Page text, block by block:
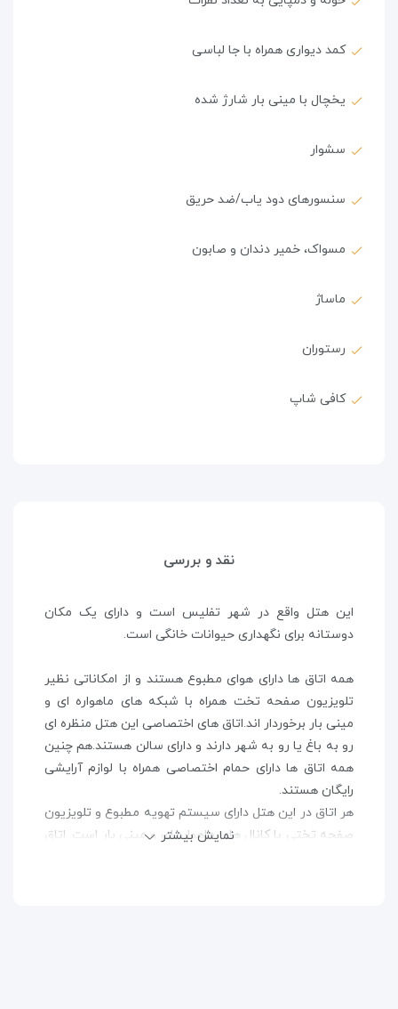
کمد دیواری همراه با جا لباسی
یخچال با مینی بار شارژ شده
سشوار
سنسورهای دود یاب/ضد حریق
مسواک، خمیر دندان و صابون
ماساژ
رستوران
کافی شاپ
نقد و بررسی
این هتل واقع در شهر تفلیس است و دارای یک مکان
دوستانه برای نگهداری حیوانات خانگی است.
همه اتاق ها دارای هوای مطبوع هستند و از امکاناتی نظیر
تلویزیون صفحه تخت همراه با شبکه های ماهواره ای و
مینی بار برخوردار اند.اتاق های اختصاصی این هتل منظره ای
رو به باغ یا رو به شهر دارند و دارای سالن هستند.هم چنین
همه اتاق ها دارای حمام اختصاصی همراه با لوازم آرایشی
رایگان هستند.
هر اتاق در این هتل دارای سیستم تهویه مطبوع و تلویزیون
صفحه تختی با کانال های ماهواره ای و مینی بار است. اتاق
نمایش بیشتر